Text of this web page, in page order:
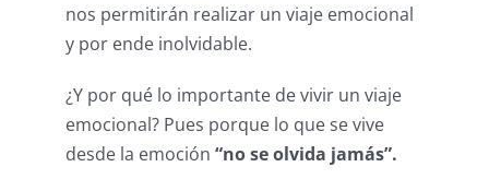
nos permitirán realizar un viaje emocional
y por ende inolvidable.
¿Y por qué lo importante de vivir un viaje
emocional? Pues porque lo que se vive
desde la emoción “no se olvida jamás”.